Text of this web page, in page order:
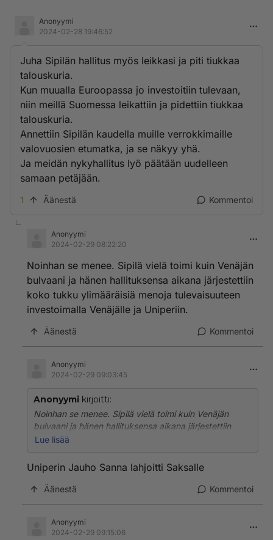
Anonyymi
2024-02-28 19:46:52
Juha Sipilän hallitus myös leikkasi ja piti tiukkaa
talouskuria.
Kun muualla Euroopassa jo investoitiin tulevaan,
niin meillä Suomessa leikattiin ja pidettiin tiukkaa
talouskuria.
Annettiin Sipilän kaudella muille verrokkimaille
valovuosien etumatka, ja se näkyy yhä.
Ja meidän nykyhallitus lyö päätään uudelleen
samaan petäjään.
1 Äänestä Kommentoi
Anonyymi
2024-02-29 08:22:20
Noinhan se menee. Sipilä vielä toimi kuin Venäjän
bulvaani ja hänen hallituksensa aikana järjestettiin
koko tukku ylimääräisiä menoja tulevaisuuteen
investoimalla Venäjälle ja Uniperiin.
Äänestä Kommentoi
Anonyymi
2024-02-29 09:03:45
Anonyymi kirjoitti:
Noinhan se menee. Sipilä vielä toimi kuin Venäjän
bulvaani ja hänen hallituksensa aikana järjestettiin
koko tukku ylimääräisiä menoja tulevaisuuteen
Lue lisää
Uniperin Jauho Sanna lahjoitti Saksalle
Äänestä Kommentoi
Anonyymi
2024-02-29 09:15:06